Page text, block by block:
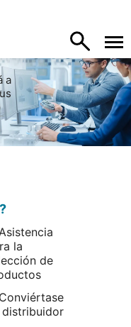
a
la
de
Conviértase
distribuidor